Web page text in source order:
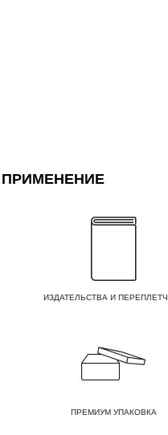
ПРИМЕНЕНИЕ
ИЗДАТЕЛЬСТВА И
ПРЕМИУМ УПАКОВКА